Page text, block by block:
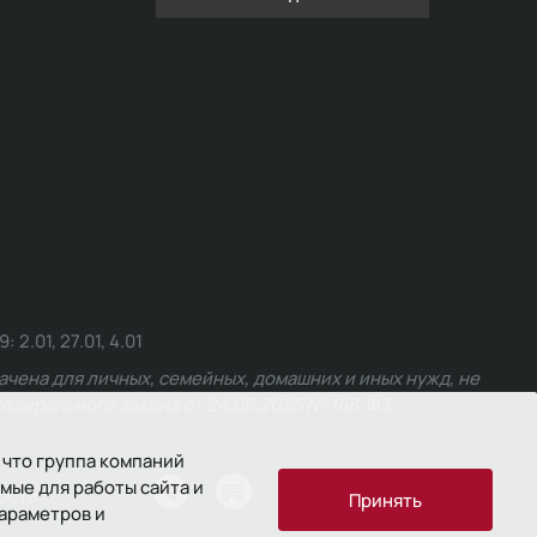
группа компаний
для работы сайта и
и
Принять
27.01, 4.01
для личных, семейных, домашних и иных нужд, не